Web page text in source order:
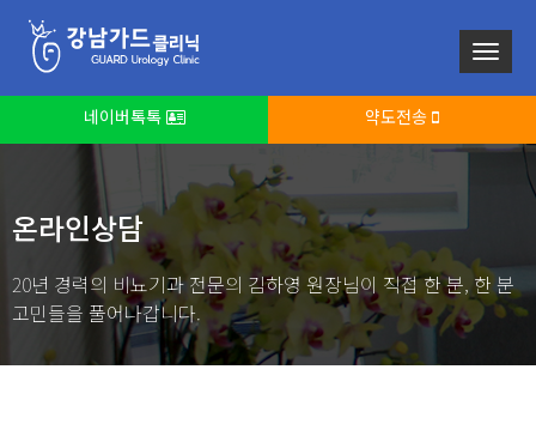
네이버톡톡 약도전송
온라인상담
20년 경력의 비뇨기과 전문의 김하영 원장님이 직접 한 분, 한 분
고민들을 풀어나갑니다.